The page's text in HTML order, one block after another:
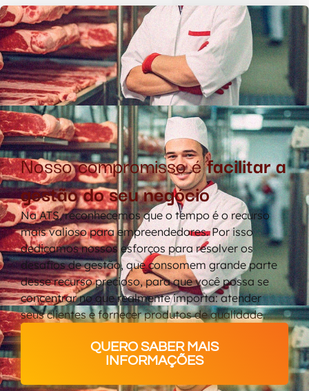
Nosso compromisso éfacilitar a
gestão do seu negócio
Na ATS, reconhecemos que o tempo é o recurso
mais valioso para empreendedores. Por isso
dedicamos nossos esforços para resolver os
desafios de gestão, que consomem grande parte
desse recurso precioso, para que você possa se
concentrar no que realmente importa: atender
seus clientes e fornecer produtos de qualidade.
QUERO SABER MAIS
INFORMAÇÕES